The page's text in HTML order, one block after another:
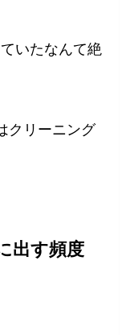
いたなんて絶
クリーニング
出す頻度